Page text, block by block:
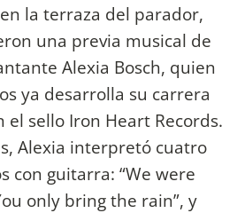
la terraza del parador,
una previa musical de
Alexia Bosch, quien
ya desarrolla su carrera
el sello Iron Heart Records.
Alexia interpretó cuatro
con guitarra: “We were
only bring the rain”, y